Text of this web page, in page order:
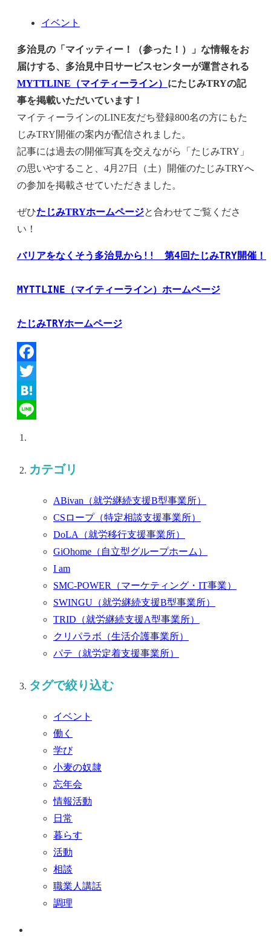
イベント
多治見の「マイッティー！（参った！）」な情報をお
届けする、多治見中日サービスセンターが運営される
MYTTLINE（マイティーライン） にたじみTRYの記
事を掲載いただいています！
マイティーラインのLINE友だち登録800名の方にもた
じみTRY開催の案内が配信されました。
記事には過去の開催写真を交えながら「たじみTRY」
の思いやすること、4月27日（土）開催のたじみTRYへ
の参加を掲載させていただきました。
ぜひたじみTRYホームページと合わせてご覧くださ
い！
バリアをなくそう多治見から!!　第4回たじみTRY開催！
MYTTLINE（マイティーライン）ホームページ
たじみTRYホームページ
Facebook
Twitter
Hatena
カテゴリ
ABivan （就労継続支援B型事業所）
CSロープ （特定相談支援事業所）
DoLA （就労移行支援事業所）
GiOhome （自立型グループホーム）
I am
SMC-POWER （マーケティング・IT事業）
SWINGU （就労継続支援B型事業所）
TRID （就労継続支援A型事業所）
クリパラボ （生活介護事業所）
パテ （就労定着支援事業所）
タグで絞り込む
イベント
働く
学び
小麦の奴隷
忘年会
情報活動
日常
暮らす
活動
相談
職業人講話
調理